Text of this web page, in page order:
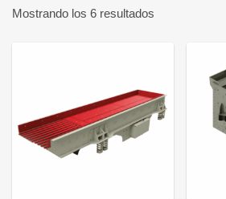
Mostrando los 6 resultados